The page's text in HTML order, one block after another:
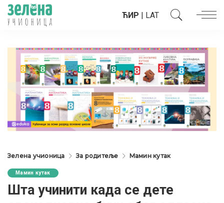
ЋИР | LAT
Зелена учионица За родитеље Мамин кутак
Мамин кутак
Шта учинити када се дете